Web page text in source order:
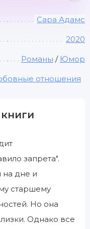
Сара Адамс
2020
Романы / Юмор
отношения
запрета".
на дне и
старшему
Но она
Однако все